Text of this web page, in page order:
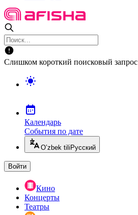
Слишком короткий поисковый запрос
Календарь
События по дате
O’zbek tili Русский
Войти
Кино
Концерты
Театры